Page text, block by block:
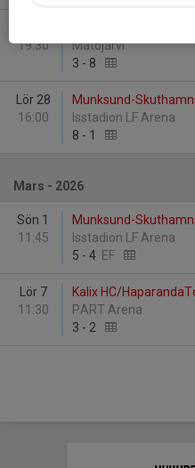
19:30
Matojärvi
3 - 8
Lör 28
16:00
Munksund-
Isstadion LF Arena
8 - 1
Mars - 2026
Sön 1
11:45
Munksund-
Isstadion LF Arena
5 - 4 EF
Lör 7
11:30
Kalix HC/
PART Arena
3 - 2